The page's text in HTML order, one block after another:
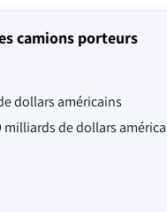
camions porteurs
dollars américains
milliards de dollars